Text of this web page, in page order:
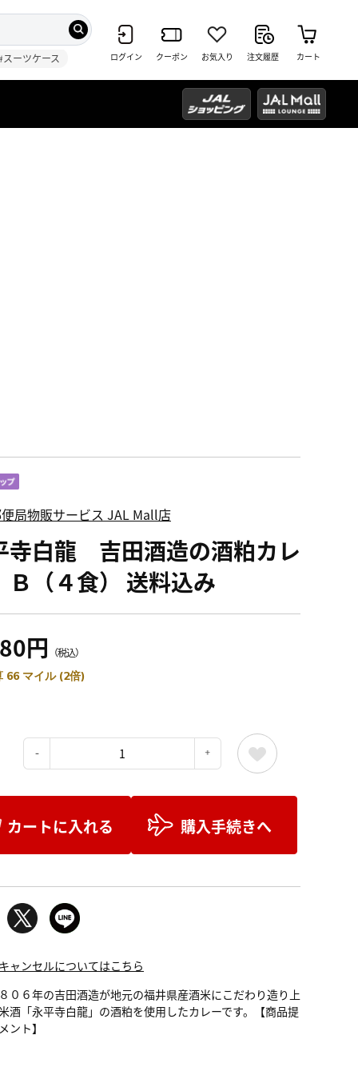
スーツケース ログイン クーポン お気入り 注文履歴 カート
局物販サービス JAL Mall店
寺白龍 吉田酒造の酒粕カレ
（４食） 送料込み
円 （税込）
66 マイル (2倍)
カートに入れる 購入手続きへ
ャンセルについてはこちら
０６年の吉田酒造が地元の福井県産酒米にこだわり造り上
酒「永平寺白龍」の酒粕を使用したカレーです。【商品提
ント】